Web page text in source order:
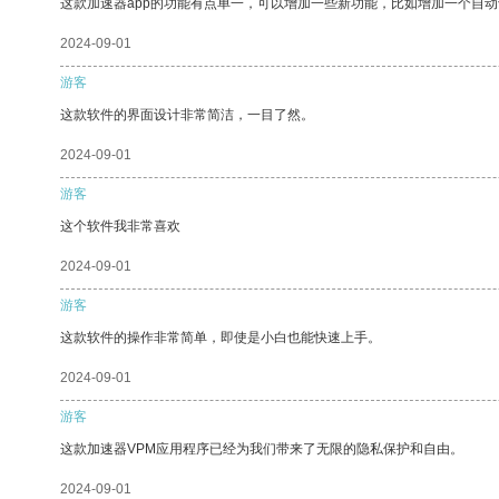
这款加速器app的功能有点单一，可以增加一些新功能，比如增加一个自动
2024-09-01
游客
这款软件的界面设计非常简洁，一目了然。
2024-09-01
游客
这个软件我非常喜欢
2024-09-01
游客
这款软件的操作非常简单，即使是小白也能快速上手。
2024-09-01
游客
这款加速器VPM应用程序已经为我们带来了无限的隐私保护和自由。
2024-09-01